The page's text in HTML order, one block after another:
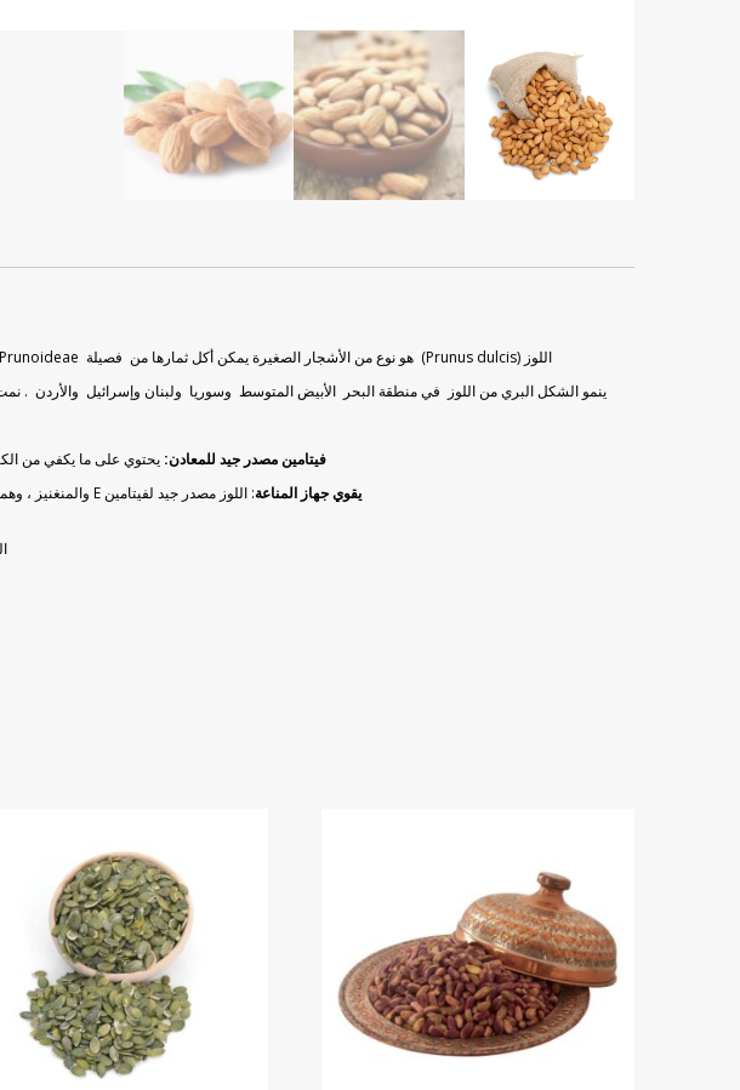
اللوز (Prunus dulcis) هو نوع منالأشجار الصغيرة يمكن أكل ثمارها من فصيلة Prunoideae من عائلة Rosaceae . اللوز هو ثمرة هذه الشجرة . جنبا إلى جنب مع
ينمو الشكل البري من اللوز فيمنطقةالبحر الأبيض المتوسط ​​وسوريا ولبنان وإسرائيل والأردن .
فيتامين مصدر جيد للمعادن: يحتوي على ما يكفي من
يقوي جهاز المناعة: اللوز مصدر جيد لفيتامين E والمنغنيز ، وهما من مضادات الأكسدة الجيدة ويدعمان جهاز المناعة. يعتبر اللوز أيضًا مصادر جيدة للمغنيسيوم والنحاس والريبوفلافين (B2) والفوسفور.